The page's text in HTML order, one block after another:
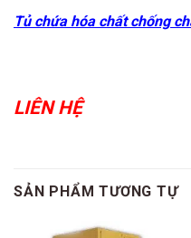
Tủ chứa hóa chất chống
LIÊN HỆ
SẢN PHẨM TƯƠNG TỰ